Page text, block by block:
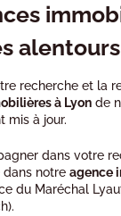
alentours
recherche et la
à Lyon de
mis à jour.
dans votre
dans notre agence
du Maréchal